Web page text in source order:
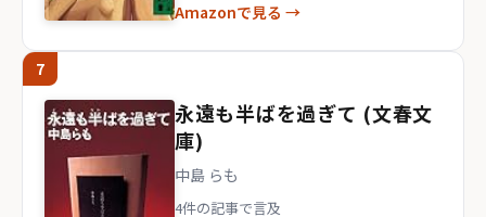
Amazonで見る →
7
永遠も半ばを過ぎて (文春文
庫)
中島 らも
4件の記事で言及